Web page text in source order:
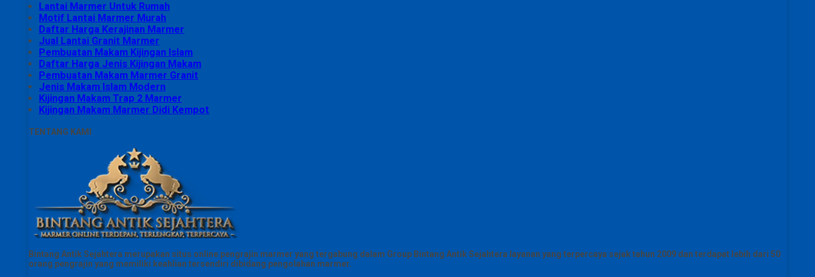
Lantai Marmer Untuk Rumah
Motif Lantai Marmer Murah
Daftar Harga Kerajinan Marmer
Jual Lantai Granit Marmer
Pembuatan Makam Kijingan Islam
Daftar Harga Jenis Kijingan Makam
Pembuatan Makam Marmer Granit
Jenis Makam Islam Modern
Kijingan Makam Trap 2 Marmer
Kijingan Makam Marmer Didi Kempot
TENTANG KAMI
Bintang Antik Sejahtera merupakan situs online pengrajin marmer yang tergabung dalam Group Bintang Antik Sejahtera layanan yang terpercaya sejak tahun 2009 dan terdapat lebih dari 50
orang pengrajin yang memiliki keahlian tersendiri dibidang pengolahan marmer.